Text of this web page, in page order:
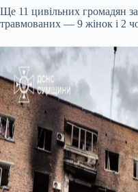
Ще 11 цивільних громадян
травмованих — 9 жінок і 2